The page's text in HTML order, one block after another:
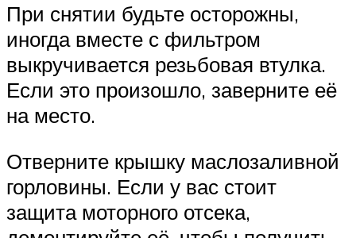
При снятии будьте осторожны,
иногда вместе с фильтром
выкручивается резьбовая втулка.
Если это произошло, заверните её
на место.
Отверните крышку маслозаливной
горловины. Если у вас стоит
защита моторного отсека,